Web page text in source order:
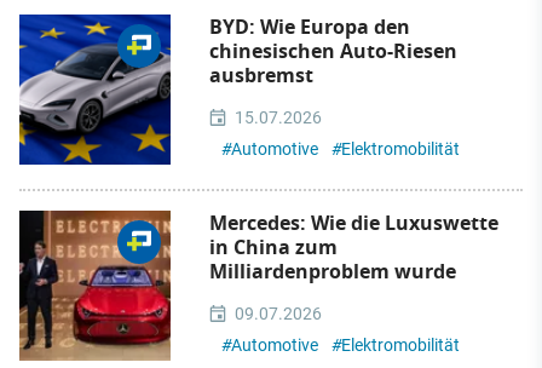
BYD: Wie Europa den
chinesischen Auto-Riesen
ausbremst
15.07.2026
#Automotive #Elektromobilität
Mercedes: Wie die Luxuswette
in China zum
Milliardenproblem wurde
09.07.2026
#Automotive #Elektromobilität